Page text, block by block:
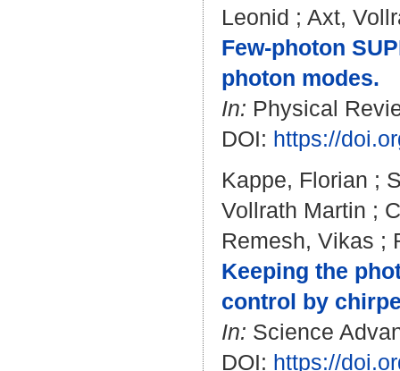
Leonid ; Axt,
Few-photon
photon modes.
In: Physical
DOI: https://
Kappe, Florian ;
Vollrath Martin ;
Remesh, Vikas ;
Keeping the
control by
In: Science
DOI: https://